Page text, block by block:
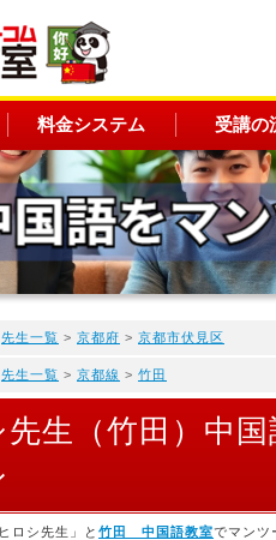
料金システム 受講の
先生一覧 > 京都府 > 京都市伏見区
先生一覧 > 京都線 > 竹田
先生（竹田）中
ロシ先生」と 竹田 中国語教室でマンツ